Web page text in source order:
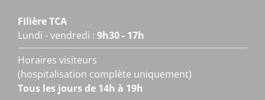
Filière TCA
Lundi - vendredi : 9h30 - 17h
Horaires visiteurs
(hospitalisation complète uniquement)
Tous les jours de 14h à 19h